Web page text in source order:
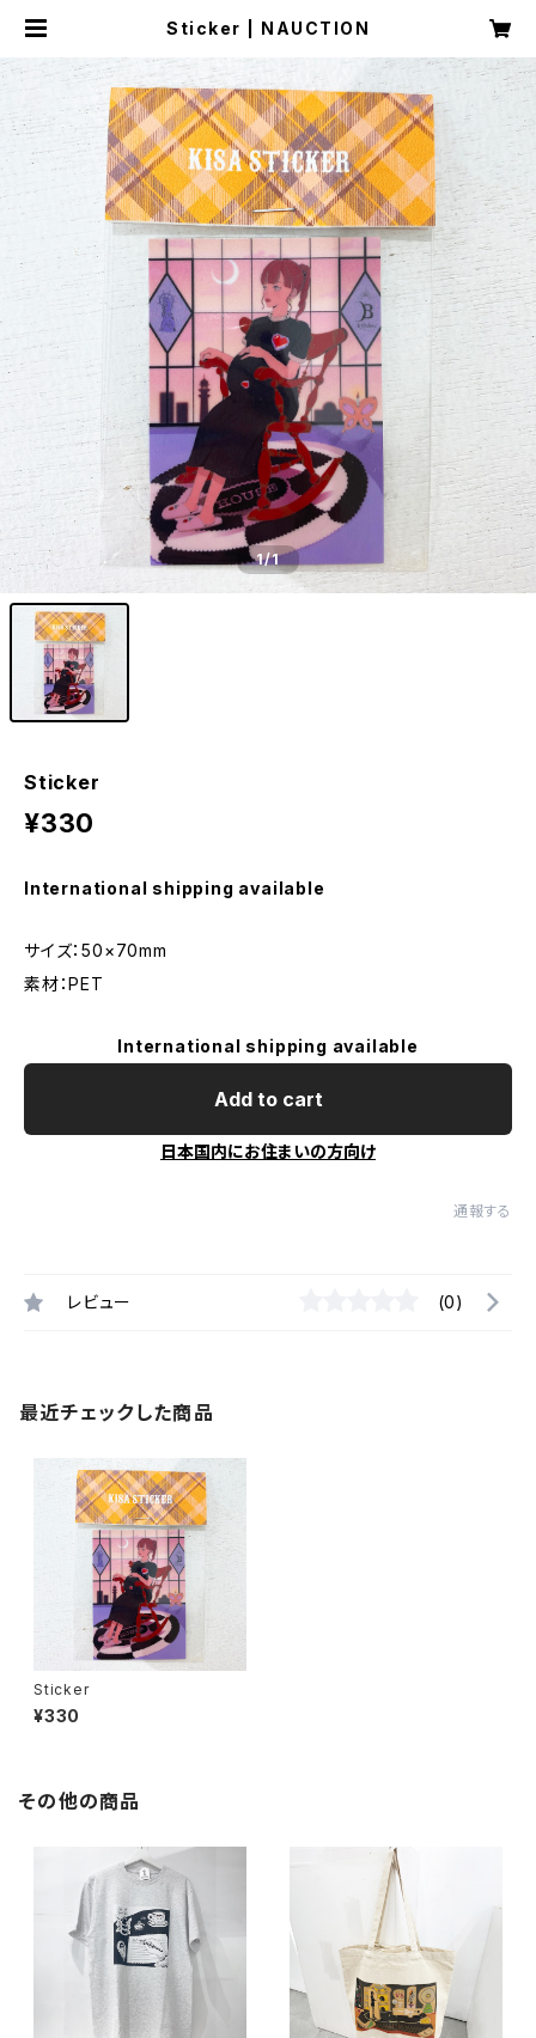
Sticker | NAUCTION
1/1
Sticker
¥330
International shipping available
サイズ：50×70mm
素材：PET
International shipping available
Add to cart
日本国内にお住まいの方向け
通報する
レビュー (0)
最近チェックした商品
Sticker
¥330
その他の商品